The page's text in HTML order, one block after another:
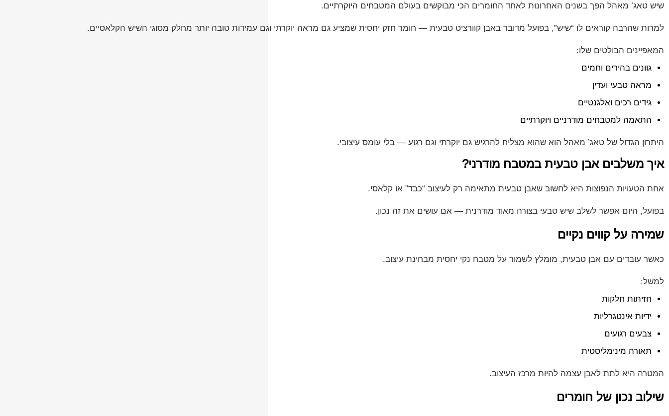
שיש טאג’ מאהל הפך בשנים האחרונות לאחד החומרים הכי מבוקשים בעולם המטבחים היוקרתיים.
למרות שהרבה קוראים לו “שיש”, בפועל מדובר באבן קוורציט טבעית — חומר חזק יחסית שמציע גם מראה יוקרתי וגם עמידות טובה יותר מחלק מסוגי השיש הקלאסיים.
המאפיינים הבולטים שלו:
גוונים בהירים וחמים
מראה טבעי ועדין
גידים רכים ואלגנטיים
התאמה למטבחים מודרניים ויוקרתיים
היתרון הגדול של טאג’ מאהל הוא שהוא מצליח להרגיש גם יוקרתי וגם רגוע — בלי עומס עיצובי.
איך משלבים אבן טבעית במטבח מודרני?
אחת הטעויות הנפוצות היא לחשוב שאבן טבעית מתאימה רק לעיצוב “כבד” או קלאסי.
בפועל, היום אפשר לשלב שיש טבעי בצורה מאוד מודרנית — אם עושים את זה נכון.
שמירה על קווים נקיים
כאשר עובדים עם אבן טבעית, מומלץ לשמור על מטבח נקי יחסית מבחינת עיצוב.
למשל:
חזיתות חלקות
ידיות אינטגרליות
צבעים רגועים
תאורה מינימליסטית
המטרה היא לתת לאבן עצמה להיות מרכז העיצוב.
שילוב נכון של חומרים